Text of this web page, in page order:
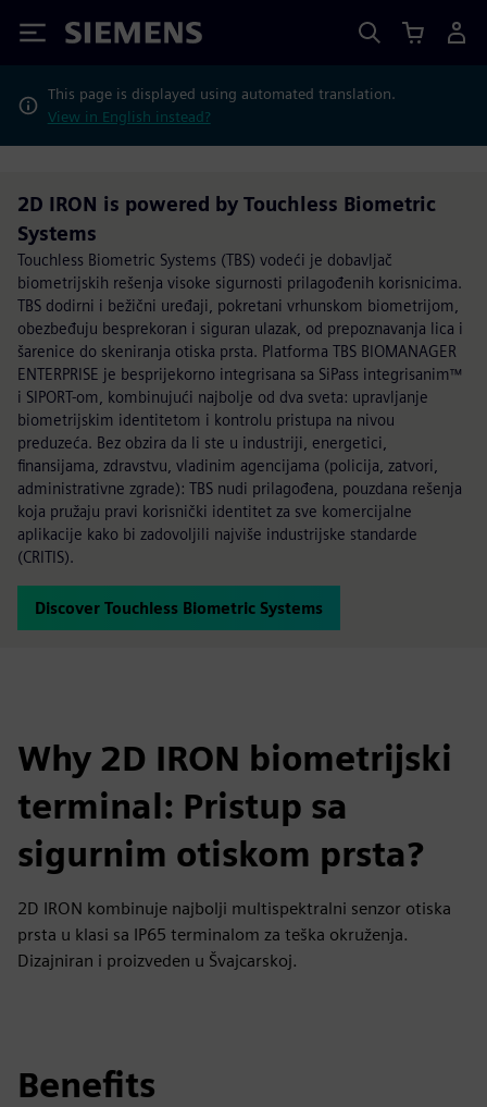
Siemens
This page is displayed using automated translation.
View in English instead?
2D IRON is powered by Touchless Biometric
Systems
Touchless Biometric Systems (TBS) vodeći je dobavljač
biometrijskih rešenja visoke sigurnosti prilagođenih korisnicima.
TBS dodirni i bežični uređaji, pokretani vrhunskom biometrijom,
obezbeđuju besprekoran i siguran ulazak, od prepoznavanja lica i
šarenice do skeniranja otiska prsta. Platforma TBS BIOMANAGER
ENTERPRISE je besprijekorno integrisana sa SiPass integrisanim™
i SIPORT-om, kombinujući najbolje od dva sveta: upravljanje
biometrijskim identitetom i kontrolu pristupa na nivou
preduzeća. Bez obzira da li ste u industriji, energetici,
finansijama, zdravstvu, vladinim agencijama (policija, zatvori,
administrativne zgrade): TBS nudi prilagođena, pouzdana rešenja
koja pružaju pravi korisnički identitet za sve komercijalne
aplikacije kako bi zadovoljili najviše industrijske standarde
(CRITIS).
Discover Touchless Biometric Systems
Why 2D IRON biometrijski
terminal: Pristup sa
sigurnim otiskom prsta?
2D IRON kombinuje najbolji multispektralni senzor otiska
prsta u klasi sa IP65 terminalom za teška okruženja.
Dizajniran i proizveden u Švajcarskoj.
Benefits